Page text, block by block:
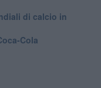
di calcio in
Cola